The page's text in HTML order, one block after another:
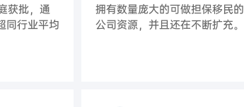
获批，通
同行业平均
拥有数量庞大的可做担保移民的
公司资源，并且还在不断扩充。